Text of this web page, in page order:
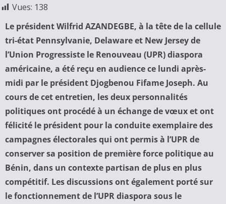
Vues: 138
Le président Wilfrid AZANDEGBE, à la tête de la cellule
tri-état Pennsylvanie, Delaware et New Jersey de
l’Union Progressiste le Renouveau (UPR) diaspora
américaine, a été reçu en audience ce lundi après-
midi par le président Djogbenou Fifame Joseph. Au
cours de cet entretien, les deux personnalités
politiques ont procédé à un échange de vœux et ont
félicité le président pour la conduite exemplaire des
campagnes électorales qui ont permis à l’UPR de
conserver sa position de première force politique au
Bénin, dans un contexte partisan de plus en plus
compétitif. Les discussions ont également porté sur
le fonctionnement de l’UPR diaspora sous le